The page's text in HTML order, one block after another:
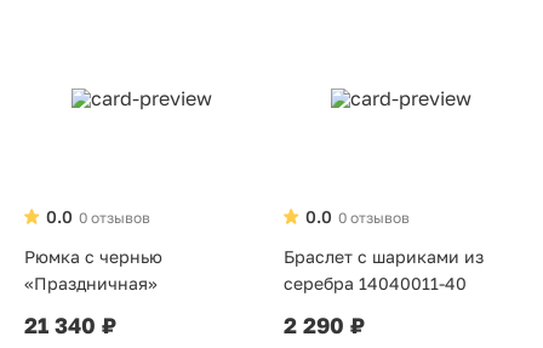
0 отзывов
0.0
Рюмка с чернью
«Праздничная»
21 340 ₽
0 отзывов
0.0
Браслет с шариками из
серебра 14040011-40
2 290 ₽